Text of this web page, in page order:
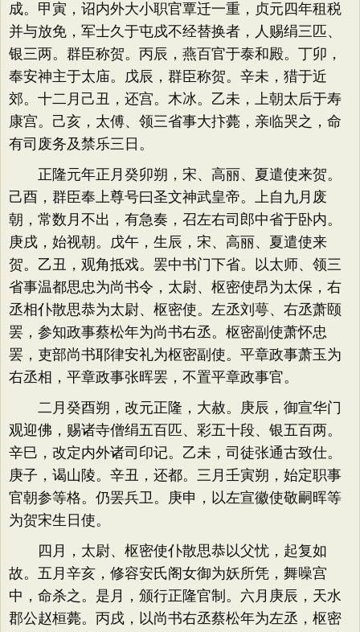
成。甲寅，诏内外大小职官覃迁一重，贞元四年租税
并与放免，军士久于屯戍不经替换者，人赐绢三匹、
银三两。群臣称贺。丙辰，燕百官于泰和殿。丁卯，
奉安神主于太庙。戊辰，群臣称贺。辛未，猎于近
郊。十二月己丑，还宫。木冰。乙未，上朝太后于寿
康宫。己亥，太傅、领三省事大抃薨，亲临哭之，命
有司废务及禁乐三日。
正隆元年正月癸卯朔，宋、高丽、夏遣使来贺。
己酉，群臣奉上尊号曰圣文神武皇帝。上自九月废
朝，常数月不出，有急奏，召左右司郎中省于卧内。
庚戌，始视朝。戊午，生辰，宋、高丽、夏遣使来
贺。乙丑，观角抵戏。罢中书门下省。以太师、领三
省事温都思忠为尚书令，太尉、枢密使昂为太保，右
丞相仆散思恭为太尉、枢密使。左丞刘萼、右丞萧颐
罢，参知政事蔡松年为尚书右丞。枢密副使萧怀忠
罢，吏部尚书耶律安礼为枢密副使。平章政事萧玉为
右丞相，平章政事张晖罢，不置平章政事官。
二月癸酉朔，改元正隆，大赦。庚辰，御宣华门
观迎佛，赐诸寺僧绢五百匹、彩五十段、银五百两。
辛巳，改定内外诸司印记。乙未，司徒张通古致仕。
庚子，谒山陵。辛丑，还都。三月壬寅朔，始定职事
官朝参等格。仍罢兵卫。庚申，以左宣徽使敬嗣晖等
为贺宋生日使。
四月，太尉、枢密使仆散思恭以父忧，起复如
故。五月辛亥，修容安氏阁女御为妖所凭，舞噪宫
中，命杀之。是月，颁行正隆官制。六月庚辰，天水
郡公赵桓薨。丙戌，以尚书右丞蔡松年为左丞，枢密